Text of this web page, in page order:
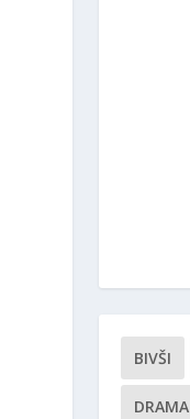
BIVŠI
DRAMA